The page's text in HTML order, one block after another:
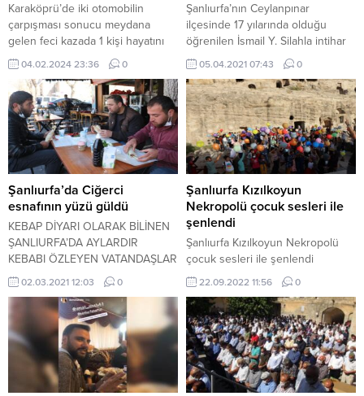
Karaköprü’de iki otomobilin
çarpışması sonucu meydana
gelen feci kazada 1 kişi hayatını
kaybetti. 2 kişi ise yaralandı. Kaza,
bugün Şanlıurfa’nın Karaköprü
ilçesinde bulunan Güllübağ
Mahallesinde meydana geldi.
İddiaya göre sürücüsü henüz
öğrenilemeyen 27 J 3206 plakalı
otomobil ile sürücüsü
öğrenilemeyen 06 EV 8202
plakalı otomobil çarpıştı. Kazanın
etkisiyle iki otomobilde...
04.02.2024 23:36 0
Şanlıurfa’nın Ceylanpınar
ilçesinde 17 yılarında olduğu
öğrenilen İsmail Y. Silahla intihar
etti. Silah sesi duyan vatandaşlar
genci kanlar içinde bulunca sağlık
ekipleri ve polis ekiplerine haber
verdi.
05.04.2021 07:43 0
Şanlıurfa’da Ciğerci
esnafının yüzü güldü
KEBAP DİYARI OLARAK BİLİNEN
ŞANLIURFA’DA AYLARDIR
KEBABI ÖZLEYEN VATANDAŞLAR
KISITLAMALARIN
GEVŞETİLMESİYLE KEBAPÇILARA
AKIN EDEREK, KAHVALTIYI CİĞER
KEBABI YİYEREK YAPTI.
02.03.2021 12:03 0
Şanlıurfa Kızılkoyun
Nekropolü çocuk sesleri ile
şenlendi
Şanlıurfa Kızılkoyun Nekropolü
çocuk sesleri ile şenlendi
22.09.2022 11:56 0